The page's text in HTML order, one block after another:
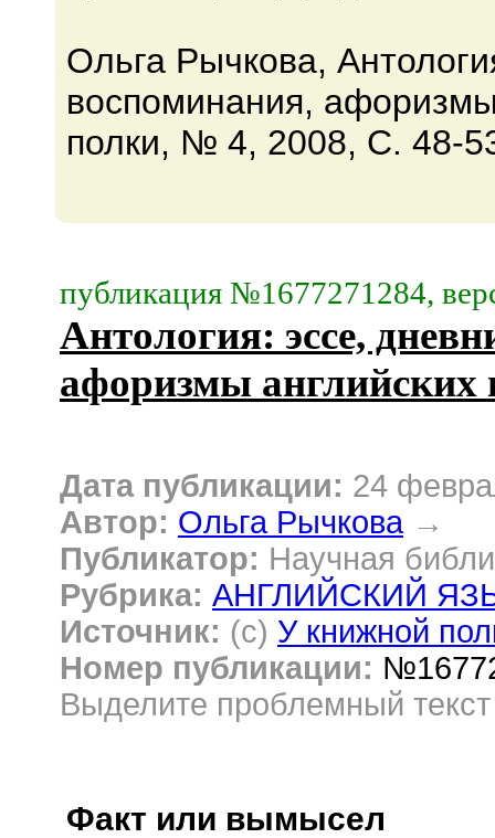
Ольга Рычкова,
воспоминания,
полки, № 4, 2008, C. 48-
публикация №1677271284,
Антология: эссе,
афоризмы английских
Дата публикации: 24
Автор: Ольга Рычкова →
Публикатор: Научная
Рубрика: АНГЛИЙСКИЙ
Источник: (c) У книжной
Номер публикации:
Выделите проблемный
Факт или вымысел